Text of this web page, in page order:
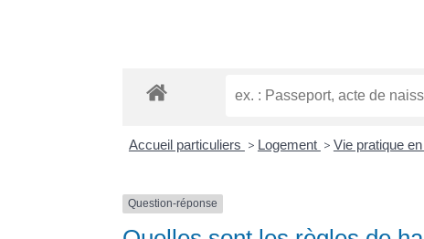
Accueil particuliers > Logement > Vie pratique
Question-réponse